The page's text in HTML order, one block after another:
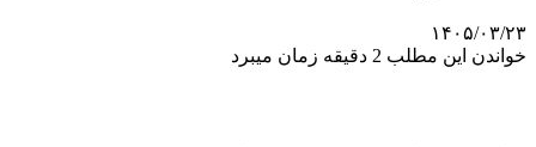
۱۴۰۵/۰۳/۲۳
خواندن این مطلب 2 دقیقه زمان میبرد